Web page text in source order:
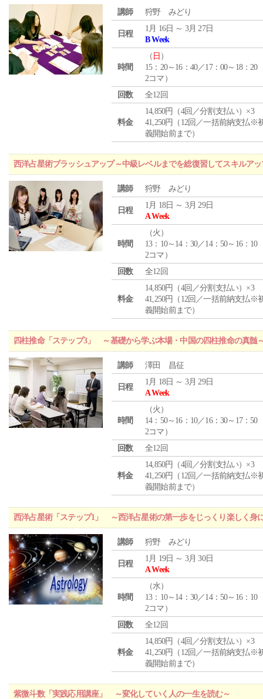
講師 狩野 みどり
日程
1月 16日 ～ 3月 27日
B Week
時間
（ 日 ）
15：20～16：40／17：00～18：20
2コマ）
回数
全12回
料金
14,850円（4回／分割支払い）×3
41,250円（12回／一括前納支払※
義開始前まで）
西洋占星術ブラッシュアップ～中級レベルまでを総復習してスキルア
講師 狩野 みどり
日程
1月 18日 ～ 3月 29日
A Week
時間
（火 ）
13：10～14：30／14：50～16：10
2コマ）
回数
全12回
料金
14,850円（4回／分割支払い）×3
41,250円（12回／一括前納支払※
義開始前まで）
四柱推命「ステップ3」 ～基礎から学ぶ本場・中国の四柱推命の真髄
講師 澤田 昌征
日程
1月 18日 ～ 3月 29日
A Week
時間
（火 ）
14：50～16：10／16：30～17：50
2コマ）
回数
全12回
料金
14,850円（4回／分割支払い）×3
41,250円（12回／一括前納支払※
義開始前まで）
西洋占星術「ステップ1」 ～西洋占星術の第一歩をじっくり楽しく身
講師 狩野 みどり
日程
1月 19日 ～ 3月 30日
A Week
時間
（水）
13：10～14：30／14：50～16：10
2コマ）
回数
全12回
料金
14,850円（4回／分割支払い）×3
41,250円（12回／一括前納支払※
義開始前まで）
紫微斗数「実践応用講座」 ～変化していく人の一生を読む～